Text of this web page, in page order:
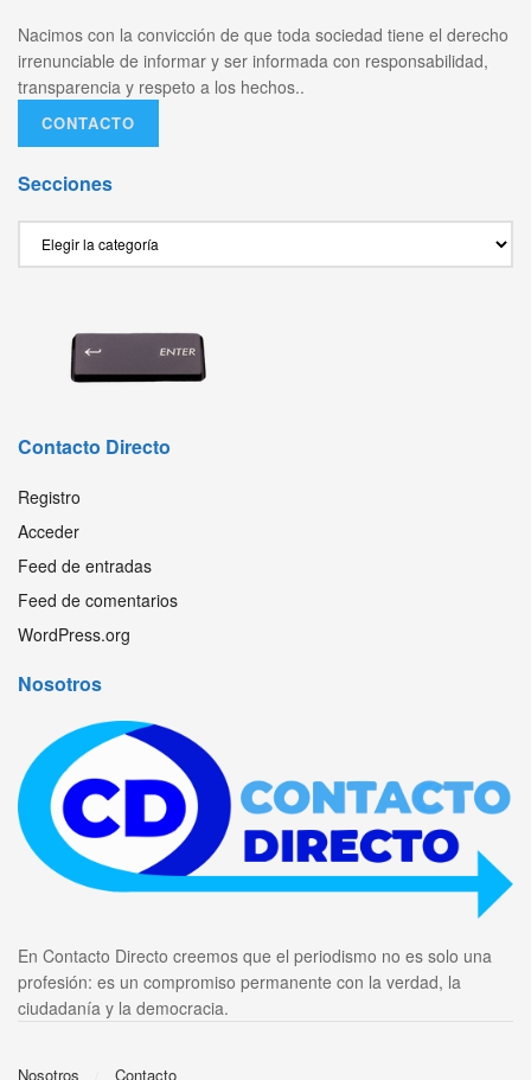
Nacimos con la convicción de que toda sociedad tiene el derecho
irrenunciable de informar y ser informada con responsabilidad,
transparencia y respeto a los hechos..
CONTACTO
Secciones
Contacto Directo
Registro
Acceder
Feed de entradas
Feed de comentarios
WordPress.org
Nosotros
En Contacto Directo creemos que el periodismo no es solo una
profesión: es un compromiso permanente con la verdad, la
ciudadanía y la democracia.
Nosotros Contacto